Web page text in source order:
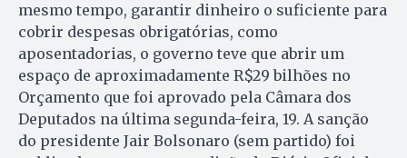
mesmo tempo, garantir dinheiro o suficiente para
cobrir despesas obrigatórias, como
aposentadorias, o governo teve que abrir um
espaço de aproximadamente R$29 bilhões no
Orçamento que foi aprovado pela Câmara dos
Deputados na última segunda-feira, 19. A sanção
do presidente Jair Bolsonaro (sem partido) foi